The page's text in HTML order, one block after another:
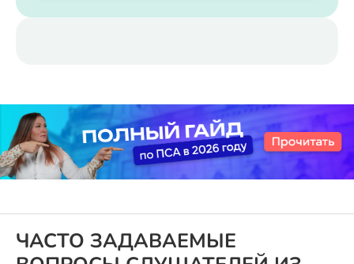
ЧАСТО ЗАДАВАЕМЫЕ